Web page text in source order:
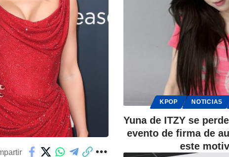
KPOP NOTICIAS
Yuna de ITZY se
evento de firma de
este